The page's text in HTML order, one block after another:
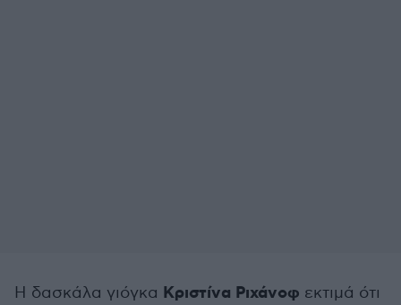
Η δασκάλα γιόγκα Κριστίνα Ριχάνοφ εκτιμά ότι